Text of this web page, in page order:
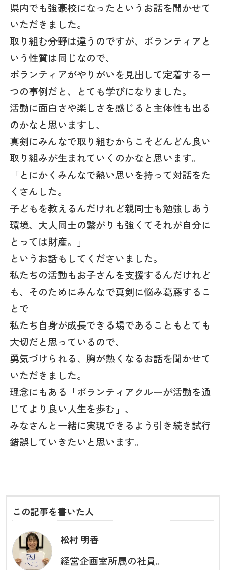
県内でも強豪校になったというお話を聞かせて
いただきました。
取り組む分野は違うのですが、ボランティアと
いう性質は同じなので、
ボランティアがやりがいを見出して定着する一
つの事例だと、とても学びになりました。
活動に面白さや楽しさを感じると主体性も出る
のかなと思いますし、
真剣にみんなで取り組むからこそどんどん良い
取り組みが生まれていくのかなと思います。
「とにかくみんなで熱い思いを持って対話をた
くさんした。
子どもを教えるんだけれど親同士も勉強しあう
環境、大人同士の繋がりも強くてそれが自分に
とっては財産。」
というお話もしてくださいました。
私たちの活動もお子さんを支援するんだけれど
も、そのためにみんなで真剣に悩み葛藤するこ
とで
私たち自身が成長できる場であることもとても
大切だと思っているので、
勇気づけられる、胸が熱くなるお話を聞かせて
いただきました。
理念にもある「ボランティアクルーが活動を通
じてより良い人生を歩む」、
みなさんと一緒に実現できるよう引き続き試行
錯誤していきたいと思います。
この記事を書いた人
松村 明香
経営企画室所属の社員。